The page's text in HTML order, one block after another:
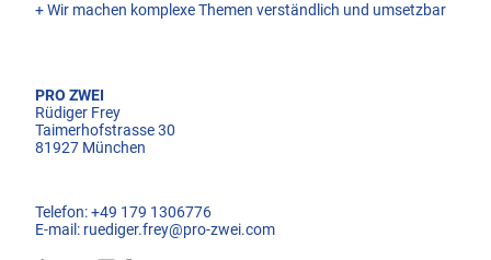
+ Wir machen komplexe Themen verständlich und umsetzbar
PRO ZWEI
Rüdiger Frey
Taimerhofstrasse 30
81927 München
Telefon: +49 179 1306776
E-mail: ruediger.frey@pro-zwei.com